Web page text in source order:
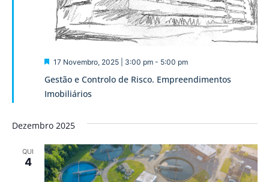
Gestão e Controlo de Risco. Empreendimentos
Imobiliários
Destaque
17 Novembro, 2025 | 3:00 pm- 5:00 pm
Dezembro 2025
QUI
4